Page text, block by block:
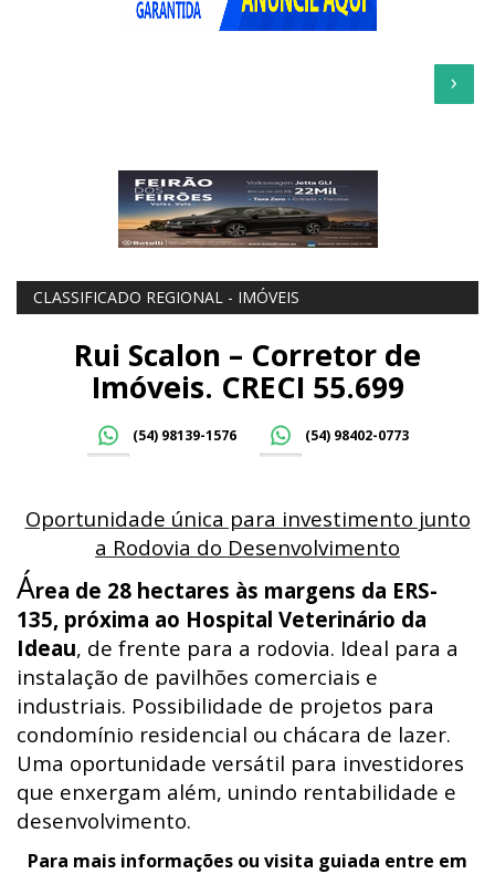
›
CLASSIFICADO REGIONAL - IMÓVEIS
Rui Scalon – Corretor de
Imóveis. CRECI 55.699
(54) 98139-1576 (54) 98402-0773
Oportunidade única para investimento junto
a Rodovia do Desenvolvimento
Área de 28 hectares às margens da ERS-
135, próxima ao Hospital Veterinário da
Ideau, de frente para a rodovia. Ideal para a
instalação de pavilhões comerciais e
industriais. Possibilidade de projetos para
condomínio residencial ou chácara de lazer.
Uma oportunidade versátil para investidores
que enxergam além, unindo rentabilidade e
desenvolvimento.
Para mais informações ou visita guiada entre em